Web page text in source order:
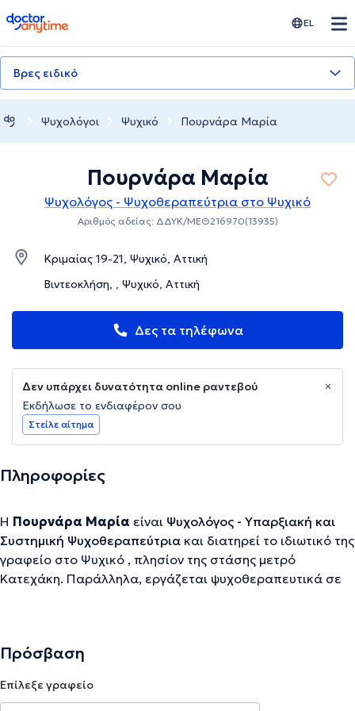
doctoranytime EL
Βρες ειδικό
Ψυχολόγοι Ψυχικό Πουρνάρα Μαρία
Πουρνάρα Μαρία
Ψυχολόγος - Ψυχοθεραπεύτρια στο Ψυχικό
Αριθμός αδείας: ΔΔΥΚ/ΜΕΘ216970(13935)
Κριμαίας 19-21, Ψυχικό, Αττική
Βιντεοκλήση, , Ψυχικό, Αττική
Δες τα τηλέφωνα
Δεν υπάρχει δυνατότητα online ραντεβού
Εκδήλωσε το ενδιαφέρον σου
Στείλε αίτημα
Πληροφορίες
Η Πουρνάρα Μαρία είναι Ψυχολόγος - Υπαρξιακή και
Συστημική Ψυχοθεραπεύτρια και διατηρεί το ιδιωτικό της
γραφείο στο Ψυχικό , πλησίον της στάσης μετρό
Κατεχάκη. Παράλληλα, εργάζεται ψυχοθεραπευτικά σε
Εκπαιδεύτηκε στο εκπαιδευτικό και Θεραπευτικό
Ψυχοθεραπεία, όπου ολοκλήρωσε και την προσωπική της
Πρόσβαση
Επίλεξε γραφείο